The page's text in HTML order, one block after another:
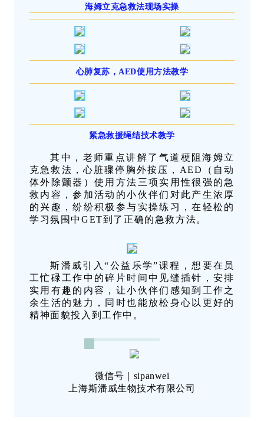
海姆立克急救法现场实操
心肺复苏，AED使用方法教学
紧急救援绳结技术教学
其中，老师重点讲解了气道梗阻海姆立
克急救法，心脏骤停胸外按压，AED（自动
体外除颤器）使用方法三项实用性很强的急
救内容，参加活动的小伙伴们对此产生浓厚
的兴趣，纷纷积极参与实操练习，在轻松的
学习氛围中GET到了正确的急救方法。
斯潘威引入“公益乐学”课程，想要在员
工忙碌工作中的碎片时间中见缝插针，安排
实用有趣的内容，让小伙伴们感知到工作之
余生活的魅力，同时也能放松身心以更好的
精神面貌投入到工作中。
微信号｜sipanwei
上海斯潘威生物技术有限公司